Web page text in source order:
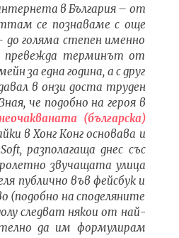
– No Leaf Clover, текст
на български
admin
в България – от
се познаваме с още
до голяма степен именно
превежда терминът от
за една година, а с друг
в онзи доста труден
че подобно на героя в
(българска)
в Хонг Конг основава и
разполагаща днес със
звучащата улица
публично във фейсбук и
(подобно на споделяните
следват някои от най-
да им формулирам